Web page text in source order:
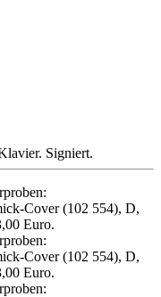
Signiert.